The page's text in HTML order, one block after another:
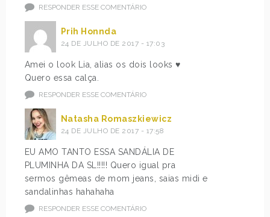
RESPONDER ESSE COMENTÁRIO
Prih Honnda
24 DE JULHO DE 2017 - 17:03
Amei o look Lia, alias os dois looks ♥
Quero essa calça.
RESPONDER ESSE COMENTÁRIO
Natasha Romaszkiewicz
24 DE JULHO DE 2017 - 17:58
EU AMO TANTO ESSA SANDÁLIA DE
PLUMINHA DA SL!!!!! Quero igual pra
sermos gêmeas de mom jeans, saias midi e
sandalinhas hahahaha
RESPONDER ESSE COMENTÁRIO